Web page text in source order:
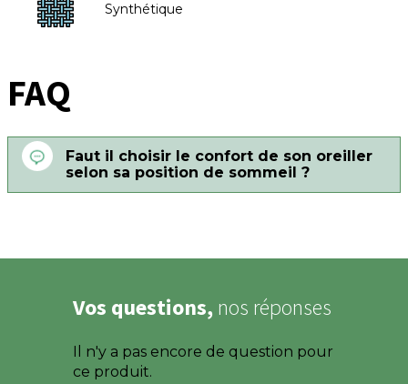
Synthétique
FAQ
Faut il choisir le confort de son oreiller
selon sa position de sommeil ?
Vos questions, nos réponses
Il n'y a pas encore de question pour
ce produit.